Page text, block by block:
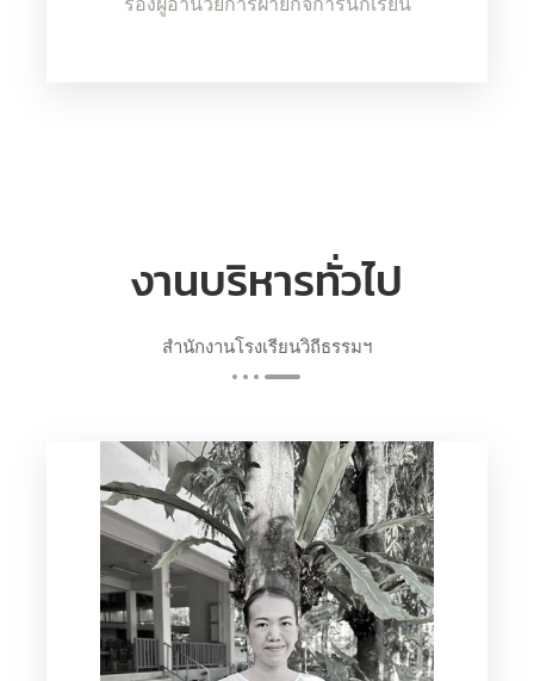
รองผู้อำนวยการฝ่ายกิจการนักเรียน
งานบริหารทั่วไป
สำนักงานโรงเรียนวิถีธรรมฯ